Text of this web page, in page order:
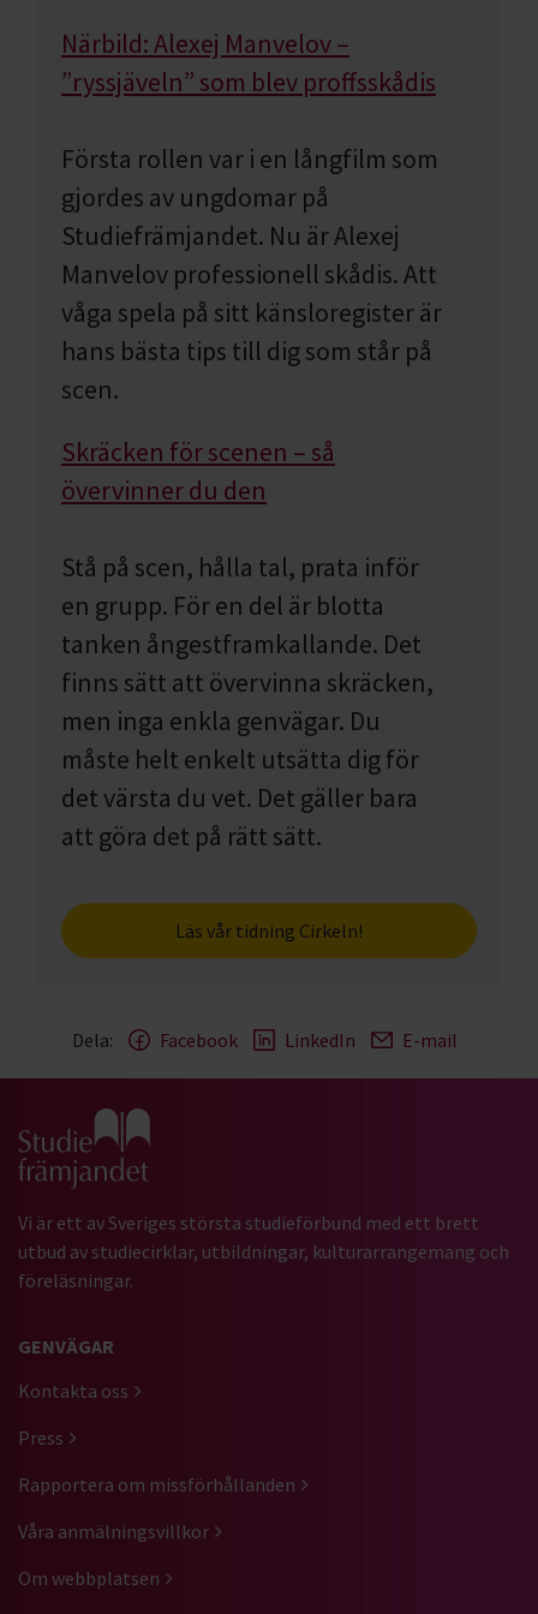
Närbild: Alexej Manvelov –
”ryssjäveln” som blev proffsskådis
Första rollen var i en långfilm som
gjordes av ungdomar på
Studiefrämjandet. Nu är Alexej
Manvelov professionell skådis. Att
våga spela på sitt känsloregister är
hans bästa tips till dig som står på
scen.
Skräcken för scenen – så
övervinner du den
Stå på scen, hålla tal, prata inför
en grupp. För en del är blotta
tanken ångestframkallande. Det
finns sätt att övervinna skräcken,
men inga enkla genvägar. Du
måste helt enkelt utsätta dig för
det värsta du vet. Det gäller bara
att göra det på rätt sätt.
Läs vår tidning Cirkeln!
Dela: Facebook LinkedIn E-mail
Gå till studiefrämjandets startsida
Vi är ett av Sveriges största studieförbund med ett brett
utbud av studiecirklar, utbildningar, kulturarrangemang och
föreläsningar.
GENVÄGAR
Kontakta oss
Press
Rapportera om missförhållanden
Våra anmälningsvillkor
Om webbplatsen